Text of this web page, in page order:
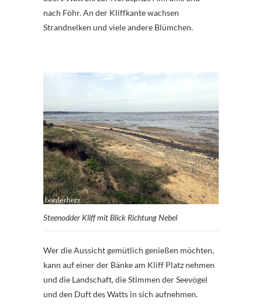
nach Föhr. An der Kliffkante wachsen
Strandnelken und viele andere Blümchen.
Steenodder Kliff mit Blick Richtung Nebel
Wer die Aussicht gemütlich genießen möchten,
kann auf einer der Bänke am Kliff Platz nehmen
und die Landschaft, die Stimmen der Seevögel
und den Duft des Watts in sich aufnehmen.